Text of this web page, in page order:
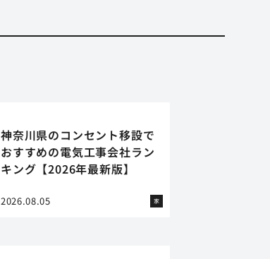
神奈川県のコンセント移設で
おすすめの電気工事会社ラン
キング【2026年最新版】
2026.08.05 家